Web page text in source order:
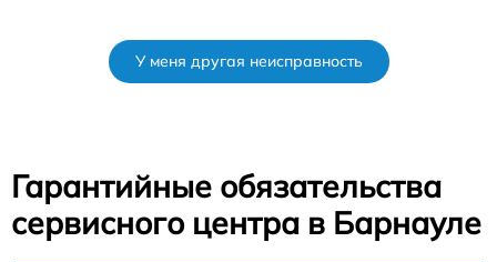
У меня другая неисправность
Гарантийные обязательства
сервисного центра в Барнауле